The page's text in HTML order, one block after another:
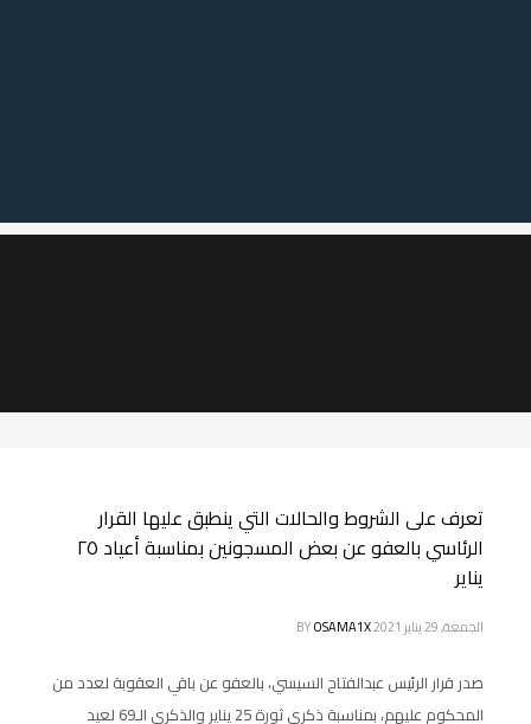
تعرف على الشروط والحالات التي ينطبق عليها القرار
الرئاسي بالعفو عن بعض المسجونين بمناسبة أعياد ٢٥
يناير
الجمعة, 29 يناير 2021 BYOSAMA1X
صدر قرار الرئيس عبدالفتاح السيسي، بالعفو عن باقي العقوبة لعدد من
المحكوم عليهم، بمناسبة ذكرى ثورة 25 يناير والذكرى الـ69 لعيد